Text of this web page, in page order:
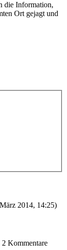
die Information,
Ort gejagt und
2014, 14:25)
Kommentare